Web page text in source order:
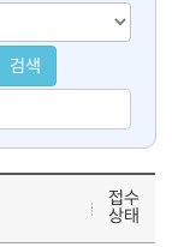
검색
접수
상태